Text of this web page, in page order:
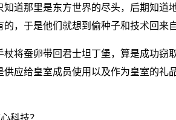
道那里是东方世界的尽头，后期知道
，于是他们就想到偷种子和技术回来自
将蚕卵带回君士坦丁堡，算是成功窃
应给皇室成员使用以及作为皇室的礼